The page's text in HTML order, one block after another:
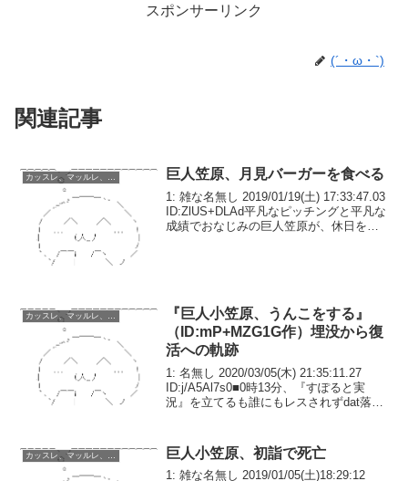
スポンサーリンク
(´・ω・`)
関連記事
巨人笠原、月見バーガーを食べる
1: 雑な名無し 2019/01/19(土) 17:33:47.03
ID:ZlUS+DLAd平凡なピッチングと平凡な
成績でおなじみの巨人笠原が、休日を満
カッスレ、マッルレ、バッツレ
『巨人小笠原、うんこをする』
（ID:mP+MZG1G作）埋没から復
活への軌跡
1: 名無し 2020/03/05(木) 21:35:11.27
ID:j/A5Al7s0■0時13分、『すぽると実
況』を立てるも誰にもレスされずdat落
されず。すぽる...
カッスレ、マッルレ、バッツレ 巨人小笠原、初詣で死亡
1: 雑な名無し 2019/01/05(土)18:29:12